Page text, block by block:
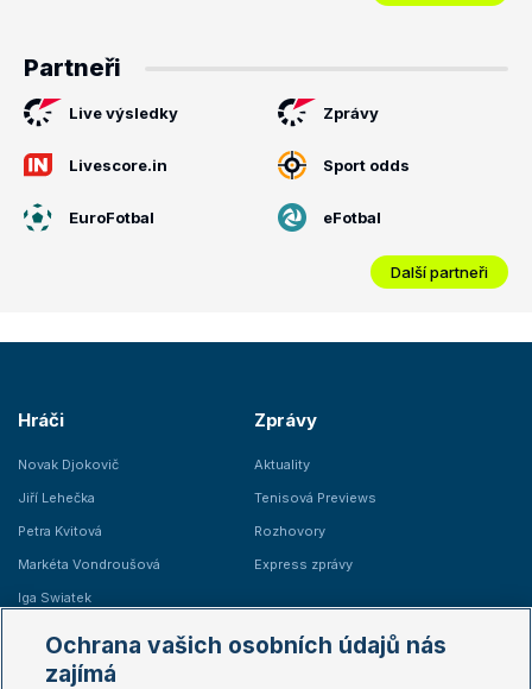
Partneři
Live výsledky Zprávy
Livescore.in Sport odds
EuroFotbal eFotbal
Další partneři
Hráči
Novak Djokovič
Jiří Lehečka
Petra Kvitová
Markéta Vondroušová
Iga Swiatek
Zprávy
Aktuality
Tenisová Previews
Rozhovory
Express zprávy
Žebříčky
Ochrana vašich osobních údajů nás
zajímá